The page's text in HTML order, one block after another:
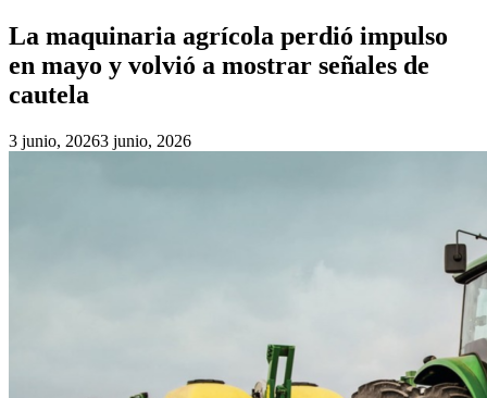
La maquinaria agrícola perdió impulso
en mayo y volvió a mostrar señales de
cautela
3 junio, 20263 junio, 2026